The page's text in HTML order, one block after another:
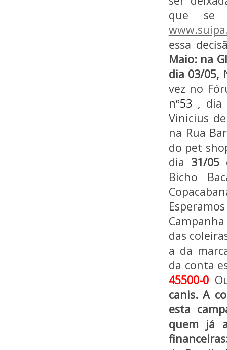
que se
essa
Maio: na
dia 03/05,
vez no
nº53 , dia
Vinicius
na Rua
do pet
dia 31/05
Bicho
das
a da
da conta
45500-0
canis. A
esta
quem já